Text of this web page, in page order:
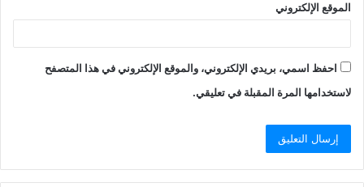
الموقع الإلكتروني
احفظ اسمي، بريدي الإلكتروني، والموقع الإلكتروني في هذا المتصفح
لاستخدامها المرة المقبلة في تعليقي.